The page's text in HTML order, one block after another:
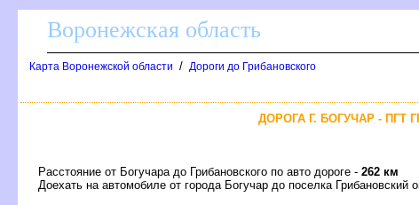
оронежская область
Карта Воронежской области / Дороги до Грибановского
ДОРОГА Г. БОГУЧАР - ПГТ
Расстояние от Богучара до Грибановского по авто дороге - 262 км
Доехать на автомобиле от города Богучар до поселка